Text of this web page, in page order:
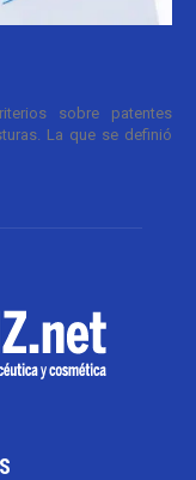
sobre patentes
La que se definió